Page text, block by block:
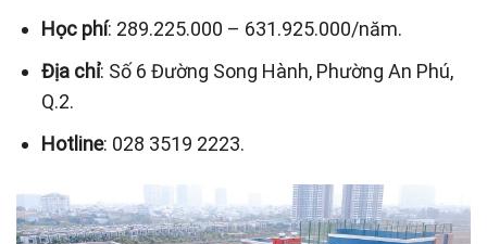
Học phí: 289.225.000 – 631.925.000/năm.
Địa chỉ: Số 6 Đường Song Hành, Phường An Phú,
Q.2.
Hotline: 028 3519 2223.